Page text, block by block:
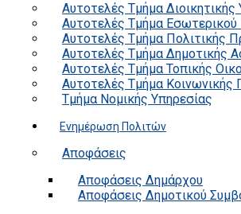
Αυτοτελές Τμήμα
Αυτοτελές Τμήμα Εσωτερικού
Αυτοτελές Τμήμα Πολιτικής
Αυτοτελές Τμήμα Δημοτικής
Αυτοτελές Τμήμα Τοπικής
Αυτοτελές Τμήμα Κοινωνικής
Τμήμα Νομικής Υπηρεσίας
Ενημέρωση Πολιτών
Αποφάσεις
Αποφάσεις Δημάρχου
Αποφάσεις Δημοτικού